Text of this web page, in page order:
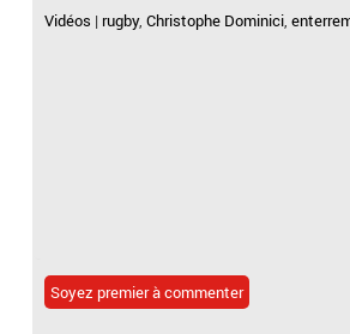
Vidéos | rugby,Christophe Dominici,
Soyez premier à commenter